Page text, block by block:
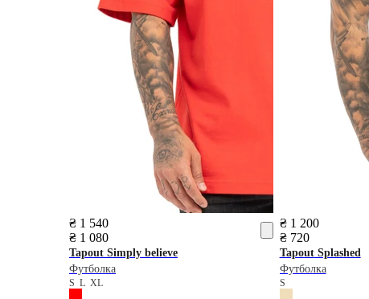
₴ 1 540
₴ 1 080
Tapout Simply believe
Футболка
S L XL
₴ 1 200
₴ 720
TapoutSplashed
Футболка
S